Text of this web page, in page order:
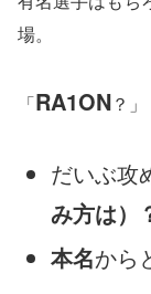
場。
「RA1ON？」
だいぶ攻
み方は）
本名から